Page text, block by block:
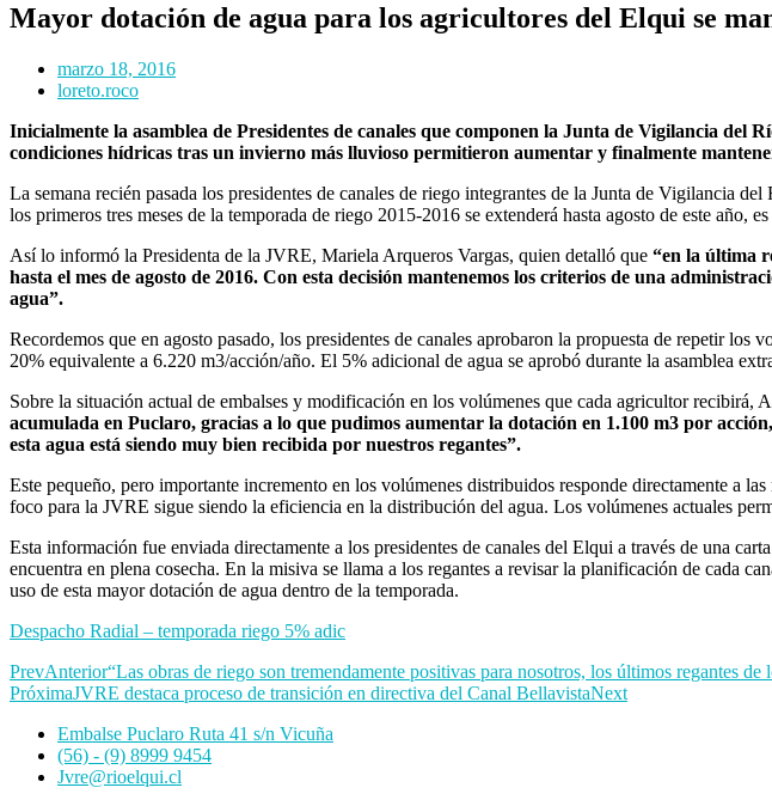
Mayor dotación de agua para los agricultores del Elqui se
marzo 18, 2016
loreto.roco
Inicialmente la asamblea de Presidentes de canales que componen la Junta de Vigilancia
condiciones hídricas tras un invierno más lluvioso permitieron aumentar y finalmente
La semana recién pasada los presidentes de canales de riego integrantes de la Junta de Vigilancia
los primeros tres meses de la temporada de riego 2015-2016 se extenderá hasta agosto de este año,
Así lo informó la Presidenta de la JVRE, Mariela Arqueros Vargas, quien detalló que “en la última
hasta el mes de agosto de 2016. Con esta decisión mantenemos los criterios de una
agua”.
Recordemos que en agosto pasado, los presidentes de canales aprobaron la propuesta de repetir
20% equivalente a 6.220 m3/acción/año. El 5% adicional de agua se aprobó durante la asamblea
Sobre la situación actual de embalses y modificación en los volúmenes que cada agricultor recibirá,
acumulada en Puclaro, gracias a lo que pudimos aumentar la dotación en 1.100 m3 por
esta agua está siendo muy bien recibida por nuestros regantes”.
Este pequeño, pero importante incremento en los volúmenes distribuidos responde directamente a
foco para la JVRE sigue siendo la eficiencia en la distribución del agua. Los volúmenes actuales
Esta información fue enviada directamente a los presidentes de canales del Elqui a través de una
encuentra en plena cosecha. En la misiva se llama a los regantes a revisar la planificación de cada
uso de esta mayor dotación de agua dentro de la temporada.
Despacho Radial – temporada riego 5% adic
PrevAnterior“Las obras de riego son tremendamente positivas para nosotros, los últimos regantes de
PróximaJVRE destaca proceso de transición en directiva del Canal BellavistaNext
Embalse Puclaro Ruta 41 s/n Vicuña
(56) - (9) 8999 9454
Jvre@rioelqui.cl